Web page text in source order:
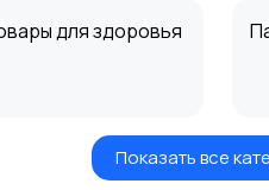
для здоровья
для
Показать все